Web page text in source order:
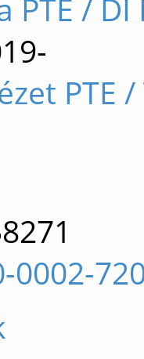
/ DI
PTE /
0002-